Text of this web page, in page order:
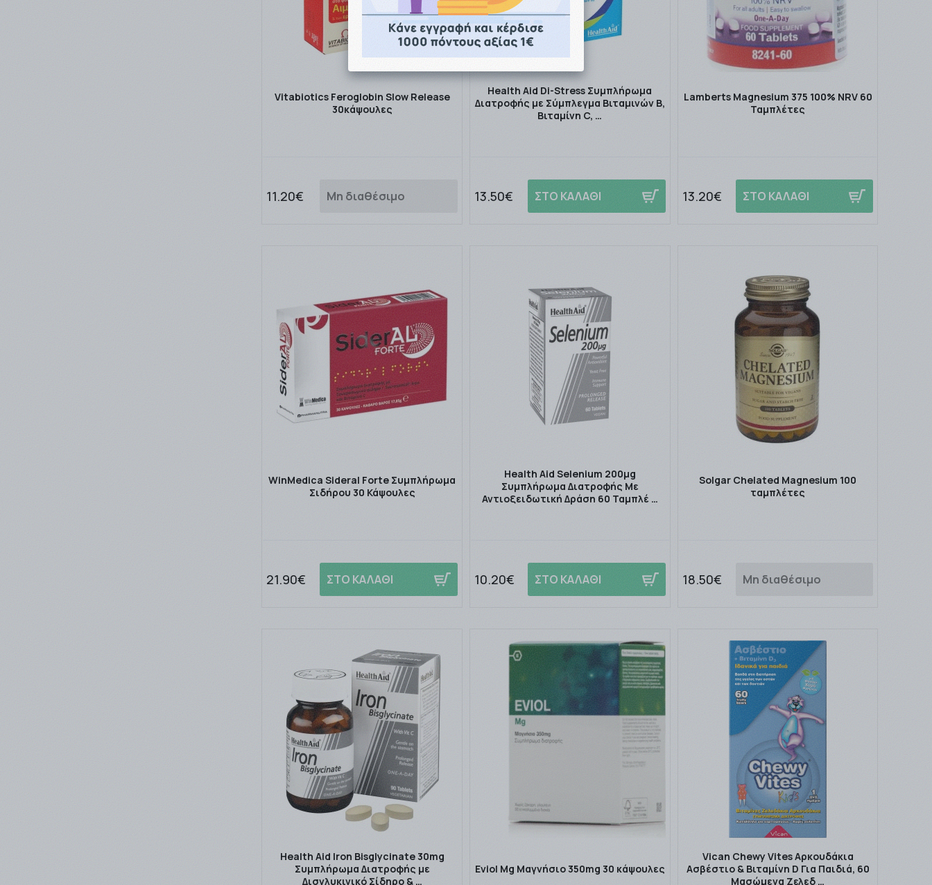
Vitabiotics Feroglobin Slow Release
30κάψουλες
11.20€ Μη διαθέσιμο
Health Aid Di-Stress Συμπλήρωμα
Διατροφής με Σύμπλεγμα Βιταμινών Β,
Βιταμίνη C, …
13.50€ ΣΤΟ ΚΑΛΑΘΙ
Lamberts Magnesium 375 100% NRV 60
Ταμπλέτες
13.20€ ΣΤΟ ΚΑΛΑΘΙ
WinMedica Sideral Forte Συμπλήρωμα
Σιδήρου 30 Κάψουλες
21.90€ ΣΤΟ ΚΑΛΑΘΙ
Health Aid Selenium 200μg
Συμπλήρωμα Διατροφής Με
Αντιοξειδωτική Δράση 60 Ταμπλέ …
10.20€ ΣΤΟ ΚΑΛΑΘΙ
Solgar Chelated Magnesium 100
ταμπλέτες
18.50€ Μη διαθέσιμο
Health Aid Iron Bisglycinate 30mg
Συμπλήρωμα Διατροφής με
Δισγλυκινικό Σίδηρο & …
Eviol Mg Μαγνήσιο 350mg 30 κάψουλες
Vican Chewy Vites Αρκουδάκια
Ασβέστιο & Βιταμίνη D Για Παιδιά, 60
Μασώμενα Ζελεδ …